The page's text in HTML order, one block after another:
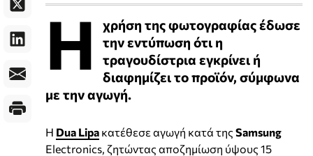
Η
χρήση της φωτογραφίας έδωσε
την εντύπωση ότι η
τραγουδίστρια εγκρίνει ή
διαφημίζει το προϊόν, σύμφωνα
με την αγωγή.
Η Dua Lipa κατέθεσε αγωγή κατά της Samsung
Electronics, ζητώντας αποζημίωση ύψους 15